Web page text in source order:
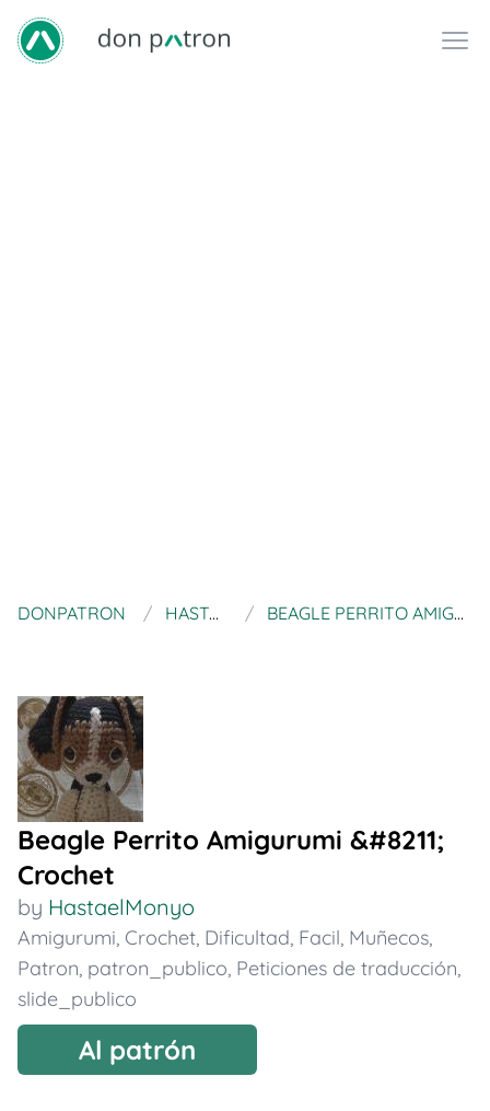
DONPATRON HASTAELMONYO BEAGLE PERRITO AMIGURUMI &#8211; CROCHET
Beagle Perrito Amigurumi &#8211;
Crochet
by HastaelMonyo
Amigurumi, Crochet, Dificultad, Facil, Muñecos,
Patron, patron_publico, Peticiones de traducción,
slide_publico
Al patrón